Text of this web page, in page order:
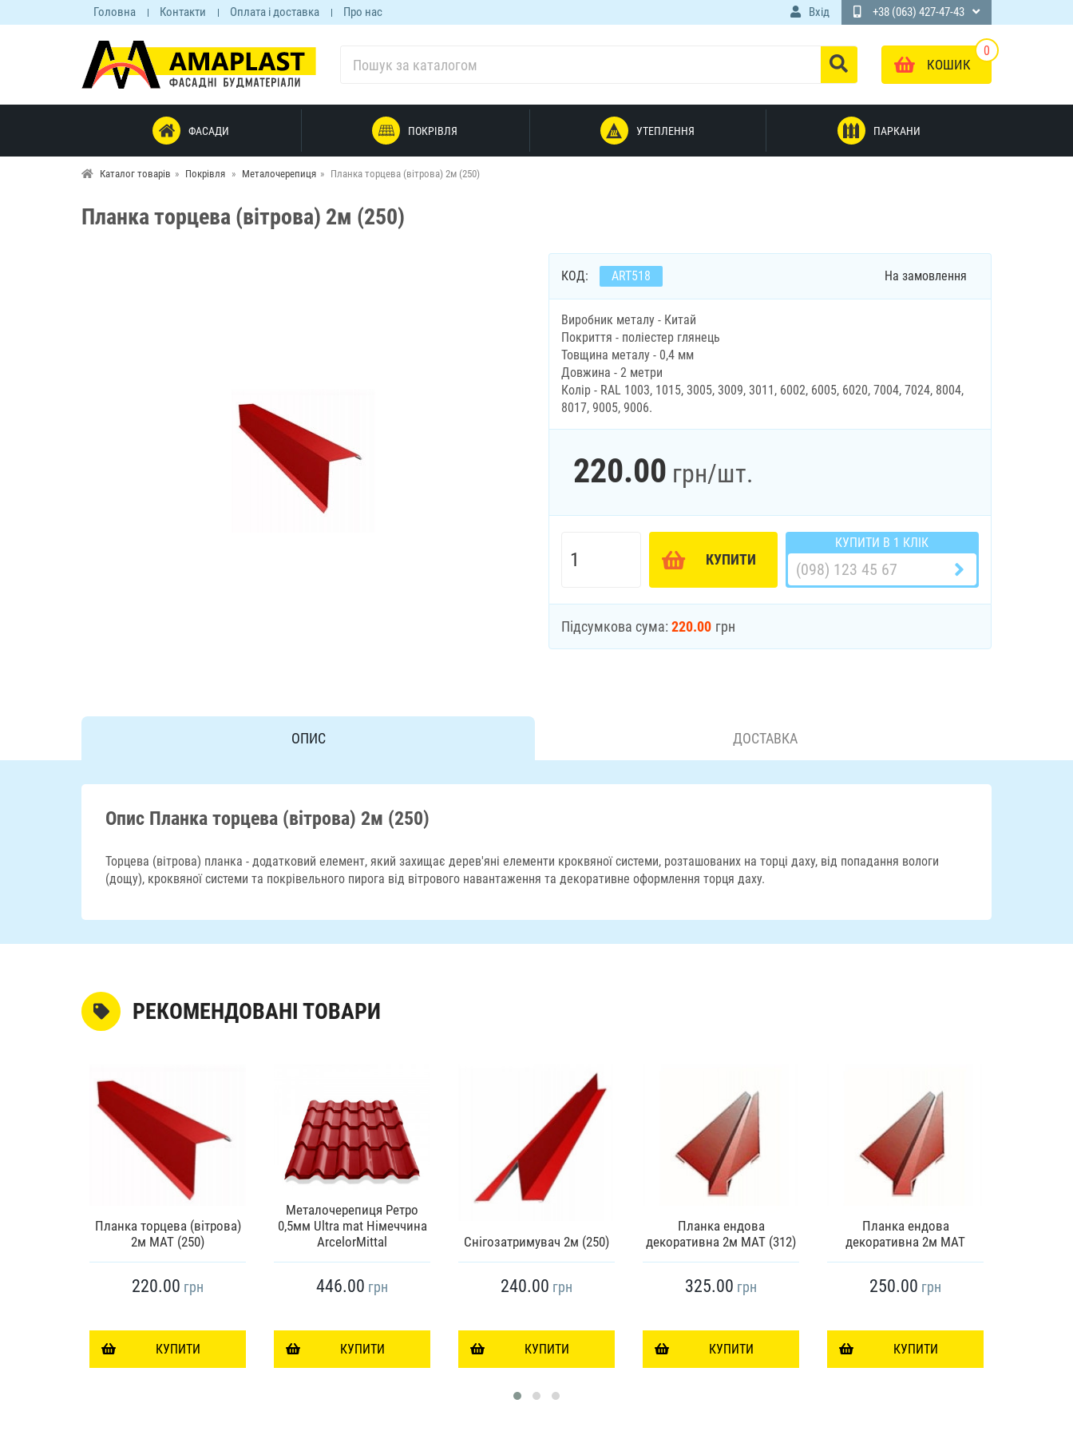
Головна Контакти Оплата і доставка Про нас Вхід +38 (063) 427-47-43
0
КОШИК
ФАСАДИ ПОКРІВЛЯ УТЕПЛЕННЯ ПАРКАНИ
Каталог товарів Покрівля Металочерепиця Планка торцева (вітрова) 2м (250)
Планка торцева (вітрова) 2м (250)
КОД: ART518 На замовлення
Виробник металу - Китай
Покриття - поліестер глянець
Товщина металу - 0,4 мм
Довжина - 2 метри
Колір - RAL 1003, 1015, 3005, 3009, 3011, 6002, 6005, 6020, 7004, 7024, 8004,
8017, 9005, 9006.
220.00 грн/шт.
КУПИТИ
КУПИТИ В 1 КЛІК
Підсумкова сума: 220.00 грн
ОПИС ДОСТАВКА
Опис Планка торцева (вітрова) 2м (250)
Торцева (вітрова) планка - додатковий елемент, який захищає дерев'яні елементи кроквяної системи, розташованих на торці даху, від попадання вологи
(дощу), кроквяної системи та покрівельного пирога від вітрового навантаження та декоративне оформлення торця даху.
РЕКОМЕНДОВАНІ ТОВАРИ
Планка торцева (вітрова)
2м МАТ (250)
220.00 грн
КУПИТИ
Металочерепиця Ретро
0,5мм Ultra mat Німеччина
ArcelorMittal
446.00 грн
КУПИТИ
Снігозатримувач 2м (250)
240.00 грн
КУПИТИ
Планка ендова
декоративна 2м МАТ (312)
325.00 грн
КУПИТИ
Планка ендова
декоративна 2м МАТ
250.00 грн
КУПИТИ